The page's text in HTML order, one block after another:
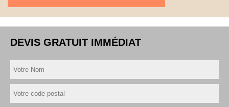
DEVIS GRATUIT IMMÉDIAT